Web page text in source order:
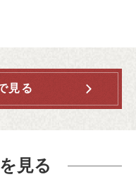
見る
見る